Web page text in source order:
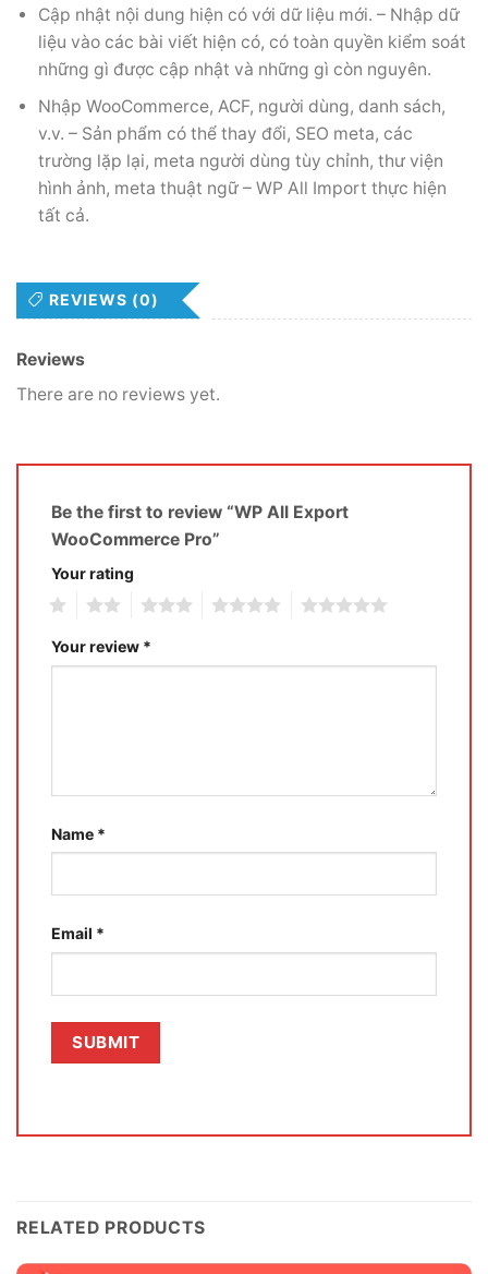
Cập nhật nội dung hiện có với dữ liệu mới. – Nhập dữ
liệu vào các bài viết hiện có, có toàn quyền kiểm soát
những gì được cập nhật và những gì còn nguyên.
Nhập WooCommerce, ACF, người dùng, danh sách,
v.v. – Sản phẩm có thể thay đổi, SEO meta, các
trường lặp lại, meta người dùng tùy chỉnh, thư viện
hình ảnh, meta thuật ngữ – WP All Import thực hiện
tất cả.
REVIEWS (0)
Reviews
There are no reviews yet.
Be the first to review “WP All Export
WooCommerce Pro”
Your rating
Your review *
Name *
Email *
RELATED PRODUCTS